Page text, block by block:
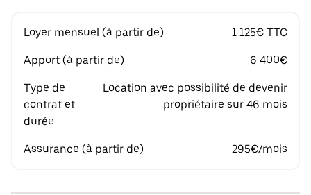
Loyer mensuel (à partir de) 1 125€ TTC
Apport (à partir de) 6 400€
Type de
contrat et
durée
Location avec possibilité de devenir
propriétaire sur 46 mois
Assurance (à partir de) 295€/mois